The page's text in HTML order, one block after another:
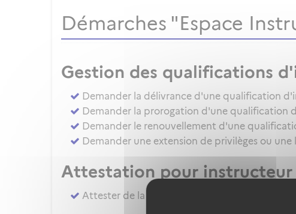
Démarches "Espace
Gestion des qualifications
Demander la délivrance d'une qualification
Demander la prorogation d'une qualification
Demander le renouvellement d'une
Demander une extension de privilèges ou
Attestation pour instructeur
Attester de la réalisation du complément